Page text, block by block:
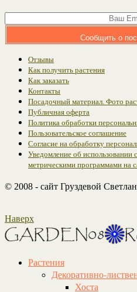
Сообщить о
Отзывы
Как получить растения
Как заказать
Контакты
Посадочный материал. Фото
Публичная оферта
Политика обработки
Пользовательское соглашение
Согласие на обработку
Уведомление об использовании
метрическими программами на
© 2008 - сайт Груздевой
Наверх
Растения
Декоративно-
Хоста